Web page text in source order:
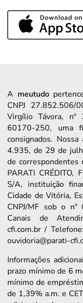
A meutudo
CNPJ 27.852.506/
Virgílio Távora, nº
60170-250, uma
consignados.
4.935, de 29 de
de
PARATI CRÉDITO,
S/A, instituição
Cidade de Vitória,
CNPJ/MF sob o nº
Canais de
cfi.com.br /
ouvidoria@parati-
Informações
prazo mínimo de 6
mínimo de
de 1,39% a.m. e